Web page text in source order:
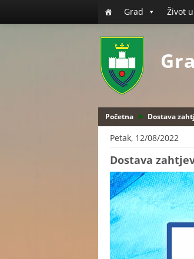
Grad Život
Početna Dostava
Petak, 12/08/2022
Dostava